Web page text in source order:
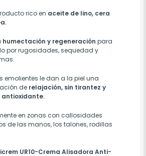
rico en aceite de lino, cera
humectación y regeneración para
por rugosidades, sequedad y
emolientes le dan a la piel una
de relajación, sin tirantez y
en zonas con callosidades
de las manos, los talones, rodillas
UR10-Crema Alisadora Anti-